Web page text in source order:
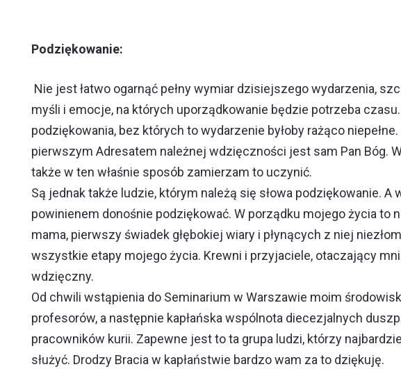
Podziękowanie:
Nie jest łatwo ogarnąć pełny wymiar dzisiejszego wydarzenia,
myśli i emocje, na których uporządkowanie będzie potrzeba
podziękowania, bez których to wydarzenie byłoby rażąco
pierwszym Adresatem należnej wdzięczności jest sam Pan Bóg.
także w ten właśnie sposób zamierzam to uczynić.
Są jednak także ludzie, którym należą się słowa podziękowanie.
powinienem donośnie podziękować. W porządku mojego życia to
mama, pierwszy świadek głębokiej wiary i płynących z niej
wszystkie etapy mojego życia. Krewni i przyjaciele, otaczający
wdzięczny.
Od chwili wstąpienia do Seminarium w Warszawie moim
profesorów, a następnie kapłańska wspólnota diecezjalnych
pracowników kurii. Zapewne jest to ta grupa ludzi, którzy
służyć. Drodzy Bracia w kapłaństwie bardzo wam za to dziękuję.